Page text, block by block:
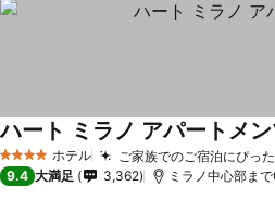
4 ホテルのランク
ホテル ご家族でのご宿泊にぴっ
ハート ミラノ アパートメ
9.4 大満足 3,362 ミラノ中心部ま